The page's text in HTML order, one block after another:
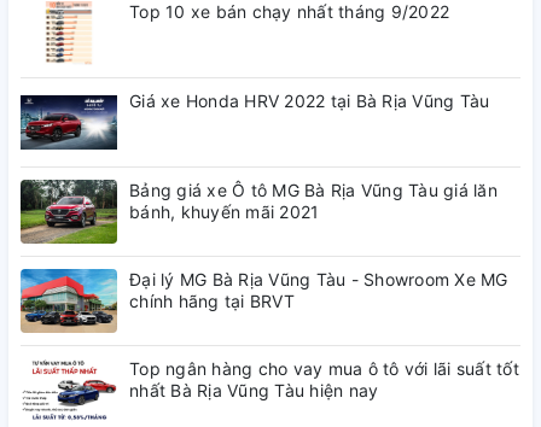
TOÀN CẢNH TRƯỚC VÀ SAU
VIETMAP TS-2K LITE
hình góc rộng, chất lượng ghi hình vượt trội 2K ở kênh trước
và Full HD 1080p ở kênh sau.
Tính năng nổi bật Camera
VIETMAP TS-2K LITE
Pin siêu tụ điện
Nâng cao tuổi thọ hoạt động bền bỉ
Top 10 xe bán chạy nhất tháng 9/2022
Giá xe Honda HRV 2022 tại Bà Rịa Vũng Tàu
Bảng giá xe Ô tô MG Bà Rịa Vũng Tàu giá lăn
bánh, khuyến mãi 2021
Đại lý MG Bà Rịa Vũng Tàu - Showroom Xe MG
chính hãng tại BRVT
Top ngân hàng cho vay mua ô tô với lãi suất tốt
nhất Bà Rịa Vũng Tàu hiện nay